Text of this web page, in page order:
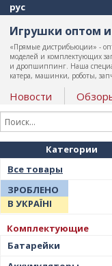
рус
Игрушки оптом
«Прямые дистрибьюции» -
моделей и комплектующих
и дропшиппинг. Наша
катера, машинки, роботы,
Новости
Категории
Все товары
ЗРОБЛЕНО
В УКРАЇНІ
Комплектующие
Батарейки